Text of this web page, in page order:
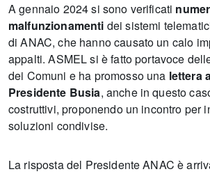
A gennaio 2024 si sono verificati
malfunzionamenti dei sistemi
di ANAC, che hanno causato un calo
appalti. ASMEL si è fatto portavoce
dei Comuni e ha promosso una lettera
Presidente Busia, anche in questo
costruttivi, proponendo un incontro per
soluzioni condivise.
La risposta del Presidente ANAC è